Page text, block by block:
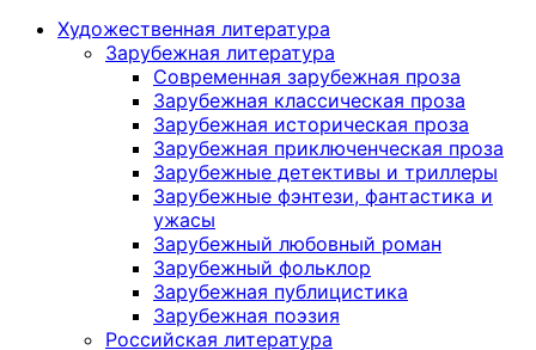
Художественная литература
Зарубежная литература
Современная зарубежная проза
Зарубежная классическая проза
Зарубежная историческая проза
Зарубежная приключенческая проза
Зарубежные детективы и триллеры
Зарубежные фэнтези, фантастика и
ужасы
Зарубежный любовный роман
Зарубежный фольклор
Зарубежная публицистика
Зарубежная поэзия
Российская литература